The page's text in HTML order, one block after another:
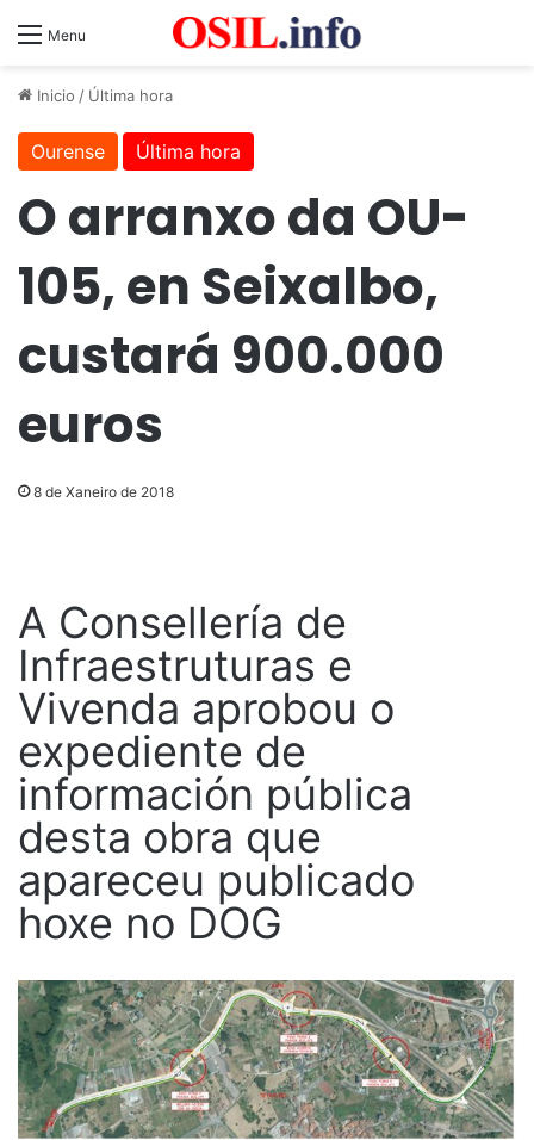
Menu
Inicio / Última hora
Ourense Última hora
O arranxo da OU-
105, en Seixalbo,
custará 900.000
euros
8 de Xaneiro de 2018
A Consellería de
Infraestruturas e
Vivenda aprobou o
expediente de
información pública
desta obra que
apareceu publicado
hoxe no DOG